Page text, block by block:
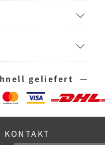
geliefert —
KONTAKT